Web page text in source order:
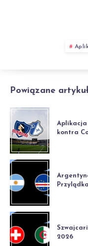
Powiązane
kontra
2026